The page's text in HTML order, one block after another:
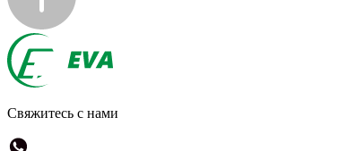
Свяжитесь с нами